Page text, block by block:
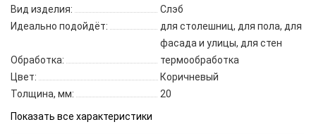
Вид изделия:
Слэб
Идеально подойдёт:
для столешниц, для пола, для
фасада и улицы, для стен
Обработка:
термообработка
Цвет:
Коричневый
Толщина, мм:
20
Показать все характеристики